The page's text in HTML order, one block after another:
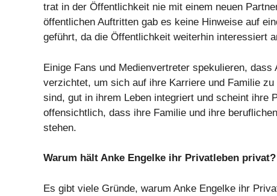
trat in der Öffentlichkeit nie mit einem neuen
öffentlichen Auftritten gab es keine Hinweise auf
geführt, da die Öffentlichkeit weiterhin interessiert
Einige Fans und Medienvertreter spekulieren,
verzichtet, um sich auf ihre Karriere und Familie
sind, gut in ihrem Leben integriert und scheint ihre
offensichtlich, dass ihre Familie und ihre
stehen.
Warum hält Anke Engelke ihr Privatleben privat?
Es gibt viele Gründe, warum Anke Engelke ihr